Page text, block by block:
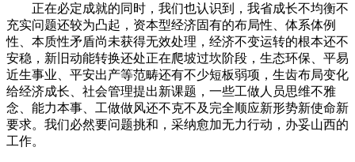
正在必定成就的同时，我们也认识到，我省成长不均衡不
充实问题还较为凸起，资本型经济固有的布局性、体系体例
性、本质性矛盾尚未获得无效处理，经济不变运转的根本还不
安稳，新旧动能转换还处正在爬坡过坎阶段，生态环保、平易
近生事业、平安出产等范畴还有不少短板弱项，生齿布局变化
给经济成长、社会管理提出新课题，一些工做人员思维不雅
念、能力本事、工做做风还不克不及完全顺应新形势新使命新
要求。我们必然要问题挑和，采纳愈加无力行动，办妥山西的
工作。